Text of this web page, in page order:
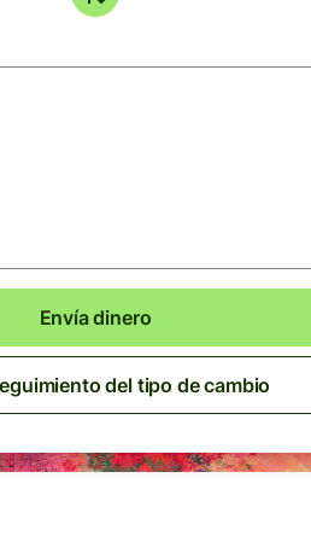
Envía dinero
del tipo de cambio